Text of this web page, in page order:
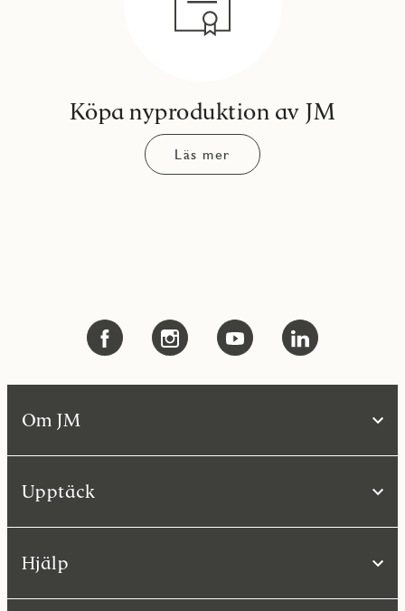
Köpa nyproduktion av JM
Läs mer
Om JM
Upptäck
Hjälp